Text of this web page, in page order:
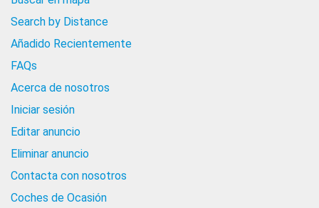
Search by Distance
Añadido Recientemente
FAQs
Acerca de nosotros
Iniciar sesión
Editar anuncio
Eliminar anuncio
Contacta con nosotros
Coches de Ocasión